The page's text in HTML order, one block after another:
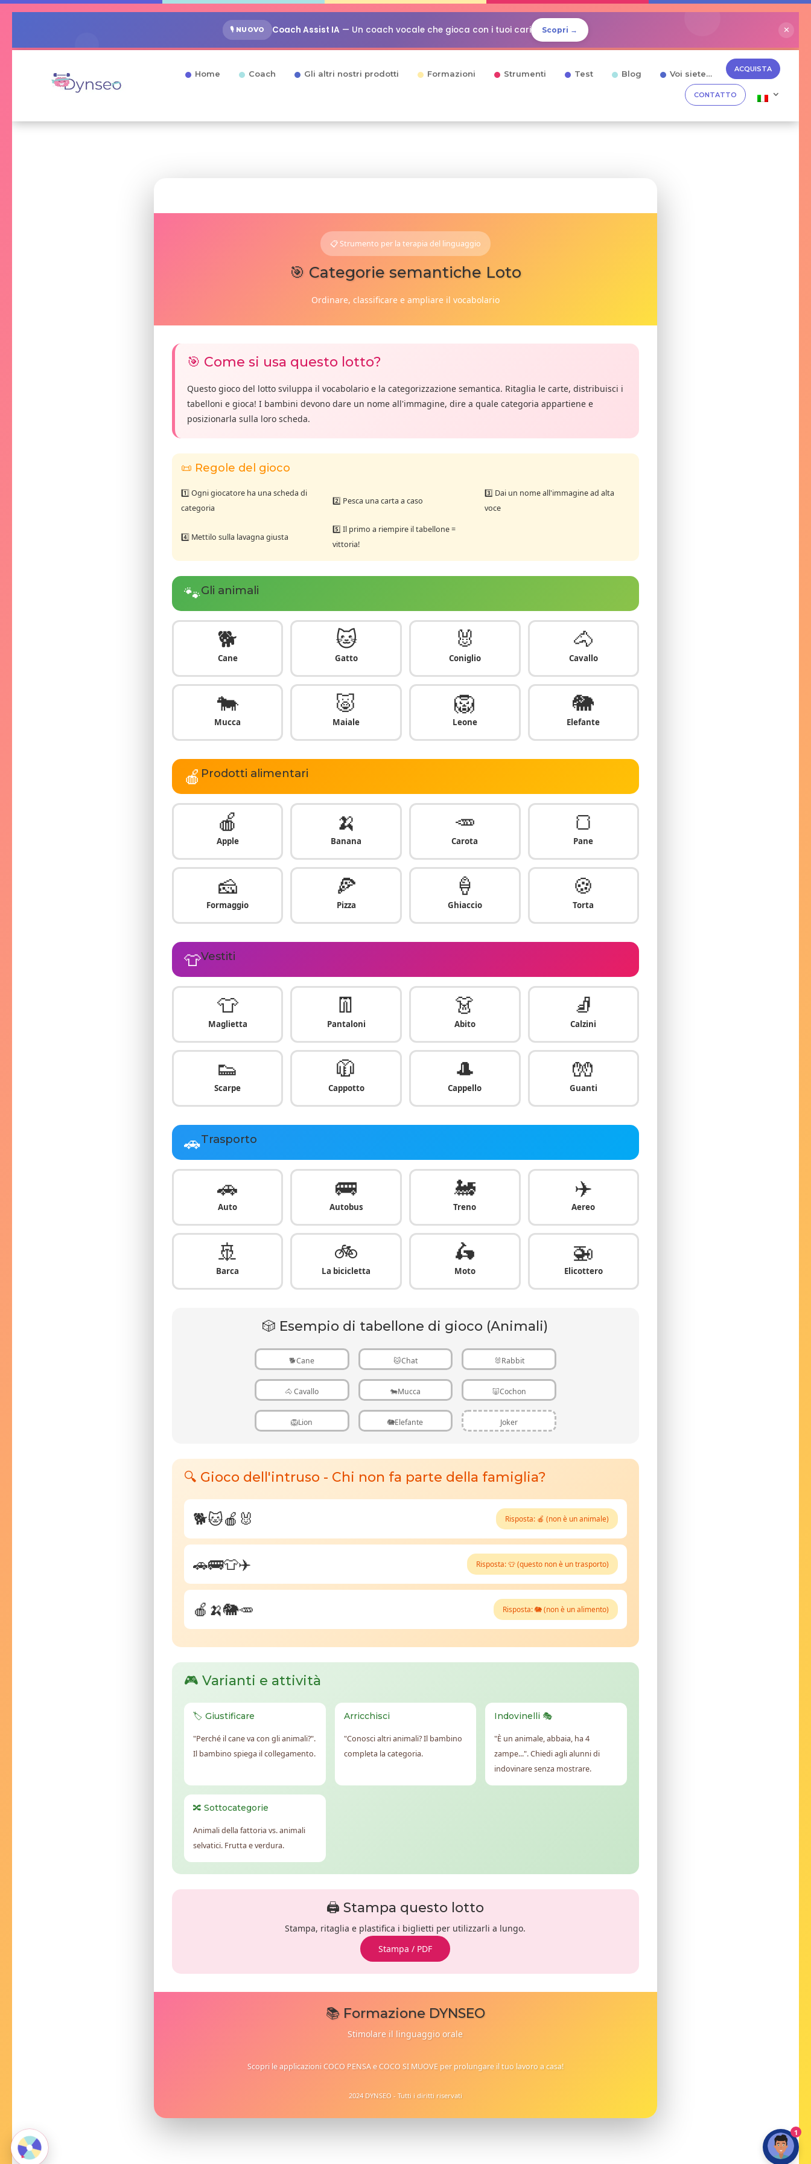
🎙️ NUOVO Coach Assist IA— Un coach vocale che gioca con i tuoi cari Scopri → ✕
Home Coach Gli altri nostri prodotti Formazioni Strumenti Test Blog Voi siete… ACQUISTA
CONTATTO
📋 Strumento per la terapia del linguaggio
🎯 Categorie semantiche Loto
Ordinare, classificare e ampliare il vocabolario
🎯 Come si usa questo lotto?
Questo gioco del lotto sviluppa il vocabolario e la categorizzazione semantica. Ritaglia le carte, distribuisci i
tabelloni e gioca! I bambini devono dare un nome all'immagine, dire a quale categoria appartiene e
posizionarla sulla loro scheda.
📜 Regole del gioco
1️⃣ Ogni giocatore ha una scheda di
categoria
2️⃣ Pesca una carta a caso
3️⃣ Dai un nome all'immagine ad alta
voce
4️⃣ Mettilo sulla lavagna giusta
5️⃣ Il primo a riempire il tabellone =
vittoria!
🐾Gli animali
🐕
Cane
🐱
Gatto
🐰
Coniglio
🐴
Cavallo
🐄
Mucca
🐷
Maiale
🦁
Leone
🐘
Elefante
🍎 Prodotti alimentari
🍎
Apple
🍌
Banana
🥕
Carota
🍞
Pane
🧀
Formaggio
🍕
Pizza
🍦
Ghiaccio
🍪
Torta
👕Vestiti
👕
Maglietta
👖
Pantaloni
👗
Abito
🧦
Calzini
👟
Scarpe
🧥
Cappotto
🎩
Cappello
🧤
Guanti
🚗Trasporto
🚗
Auto
🚌
Autobus
🚂
Treno
✈️
Aereo
🚢
Barca
🚲
La bicicletta
🛵
Moto
🚁
Elicottero
🎲 Esempio di tabellone di gioco (Animali)
🐕Cane 🐱Chat 🐰Rabbit
🐴 Cavallo 🐄Mucca 🐷Cochon
🦁Lion 🐘Elefante Joker
🔍 Gioco dell'intruso - Chi non fa parte della famiglia?
🐕🐱🍎 🐰 Risposta: 🍎 (non è un animale)
🚗🚌👕✈️ Risposta: 👕 (questo non è un trasporto)
🍎 🍌🐘🥕 Risposta: 🐘 (non è un alimento)
🎮 Varianti e attività
🏷️ Giustificare
"Perché il cane va con gli animali?".
Il bambino spiega il collegamento.
Arricchisci
"Conosci altri animali? Il bambino
completa la categoria.
Indovinelli 🎭
"È un animale, abbaia, ha 4
zampe...". Chiedi agli alunni di
indovinare senza mostrare.
🔀 Sottocategorie
Animali della fattoria vs. animali
selvatici. Frutta e verdura.
🖨️ Stampa questo lotto
Stampa, ritaglia e plastifica i biglietti per utilizzarli a lungo.
Stampa / PDF
📚 Formazione DYNSEO
Stimolare il linguaggio orale
Scopri le applicazioni COCO PENSA e COCO SI MUOVE per prolungare il tuo lavoro a casa!
2024 DYNSEO - Tutti i diritti riservati
1